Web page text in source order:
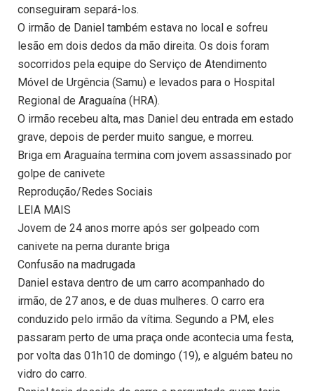
conseguiram separá-los.
O irmão de Daniel também estava no local e sofreu
lesão em dois dedos da mão direita. Os dois foram
socorridos pela equipe do Serviço de Atendimento
Móvel de Urgência (Samu) e levados para o Hospital
Regional de Araguaína (HRA).
O irmão recebeu alta, mas Daniel deu entrada em estado
grave, depois de perder muito sangue, e morreu.
Briga em Araguaína termina com jovem assassinado por
golpe de canivete
Reprodução/Redes Sociais
LEIA MAIS
Jovem de 24 anos morre após ser golpeado com
canivete na perna durante briga
Confusão na madrugada
Daniel estava dentro de um carro acompanhado do
irmão, de 27 anos, e de duas mulheres. O carro era
conduzido pelo irmão da vítima. Segundo a PM, eles
passaram perto de uma praça onde acontecia uma festa,
por volta das 01h10 de domingo (19), e alguém bateu no
vidro do carro.